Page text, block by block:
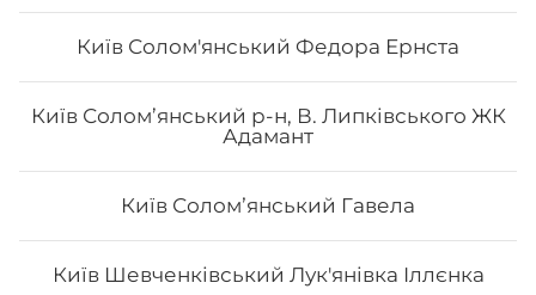
Київ Солом'янський Федора Ернста
Київ Солом’янський р-н, В. Липківського ЖК
Адамант
Київ Соломʼянський Гавела
Київ Шевченківський Лук'янівка Іллєнка
Філадельфія з лососем
Вага: 270 г Склад: норі, рис, сир філа, огірок, лосось